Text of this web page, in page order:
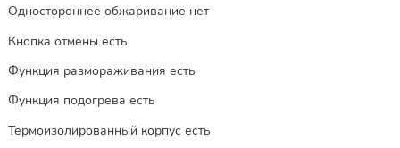
Одностороннее обжаривание нет
Кнопка отмены есть
Функция размораживания есть
Функция подогрева есть
Термоизолированный корпус есть